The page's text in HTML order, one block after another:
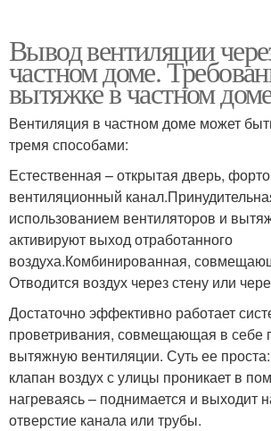
Вывод вентиляции
частном доме.
вытяжке в частном
Вентиляция в частном доме может
тремя способами:
Естественная – открытая дверь,
вентиляционный
использованием вентиляторов и
активируют выход отработанного
воздуха.Комбинированная,
Отводится воздух через стену или
Достаточно эффективно работает
проветривания, совмещающая в себе
вытяжную вентиляции. Суть ее
клапан воздух с улицы проникает в
нагреваясь – поднимается и выходит
отверстие канала или трубы.